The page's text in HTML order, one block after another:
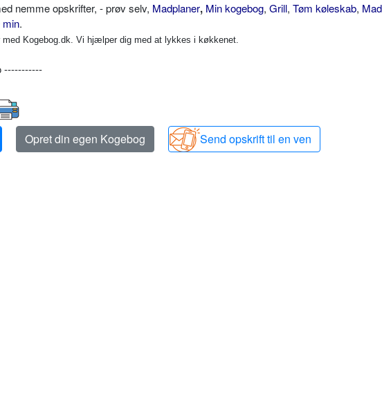
nemme opskrifter, - prøv selv, Madplaner, Min kogebog, Grill, Tøm køleskab,
min.
med Kogebog.dk. Vi hjælper dig med at lykkes i køkkenet.
-----------
Opret din egen Kogebog
Send opskrift til en ven